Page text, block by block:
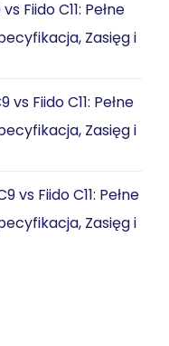
DYU
do
Fiido C11: Pełne
Zasięg i
vs Fiido C11: Pełne
Zasięg i
vs Fiido C11: Pełne
Zasięg i